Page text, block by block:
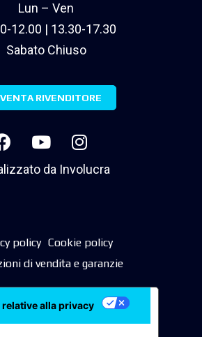
Lun – Ven
12.00 | 13.30-17.30
Sabato Chiuso
RIVENDITORE
da Involucra
policy Cookie policy
di vendita e garanzie
alla privacy